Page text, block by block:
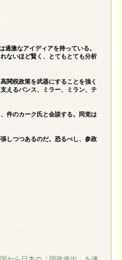
激なアイディアを持っている。
ないほど賢く、とてもとても分析
関税政策を武器にすることを強く
えるバンス、ミラー、ミラン、テ
件のカーク氏と会談する。同党は
しつつあるのだ。恐るべし、参政